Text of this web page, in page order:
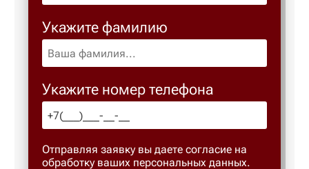
Укажите фамилию
Укажите номер телефона
Отправляя заявку вы даете согласие на
обработку ваших персональных данных.